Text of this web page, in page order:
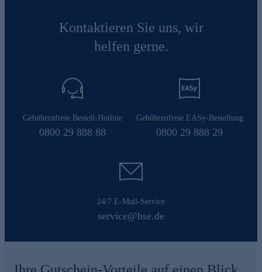
Kontaktieren Sie uns, wir
helfen gerne.
Gebührenfreie Bestell-Hotline
0800 29 888 88
Gebührenfreie EASy-Bestellung
0800 29 888 29
24/7 E-Mail-Service
service@hse.de